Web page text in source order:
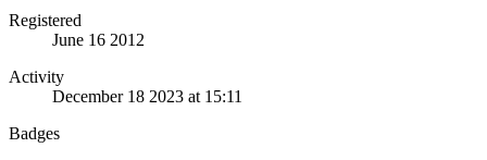
Registered
June 16 2012
Activity
December 18 2023 at 15:11
Badges